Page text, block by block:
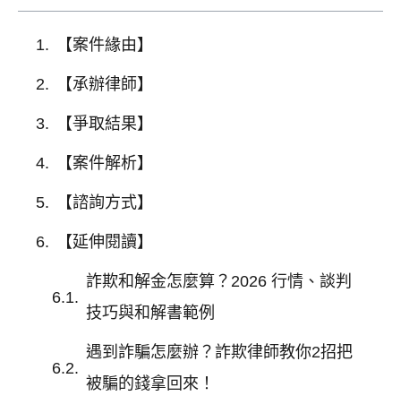
【案件緣由】
【承辦律師】
【爭取結果】
【案件解析】
【諮詢方式】
【延伸閱讀】
詐欺和解金怎麼算？2026 行情、談判
技巧與和解書範例
遇到詐騙怎麼辦？詐欺律師教你2招把
被騙的錢拿回來！